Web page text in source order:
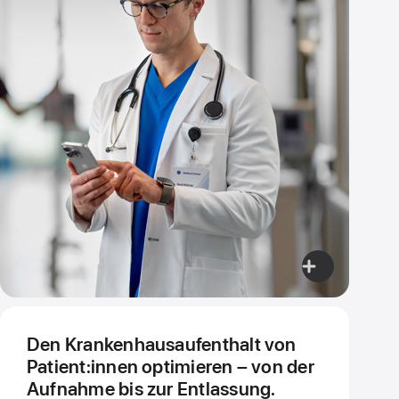
greifen
Weitere
Infos,
Den Krankenhaus­aufenthalt von
Patient:innen optimieren – von der
Aufnahme bis zur Entlassung.